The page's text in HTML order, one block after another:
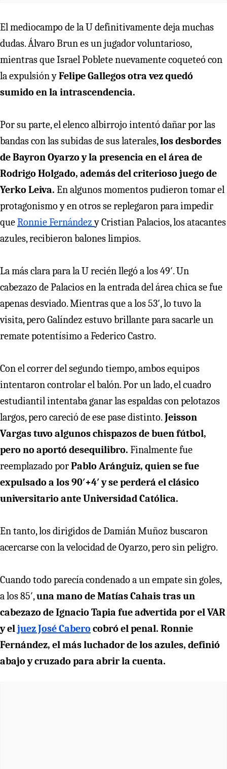
El mediocampo de la U definitivamente deja muchas
dudas. Álvaro Brun es un jugador voluntarioso,
mientras que Israel Poblete nuevamente coqueteó con
la expulsión yFelipe Gallegos otra vez quedó
sumido en la intrascendencia.
Por su parte, el elenco albirrojo intentó dañar por las
bandas con las subidas de sus laterales,los desbordes
de Bayron Oyarzo y la presencia en el área de
Rodrigo Holgado, además del criterioso juego de
Yerko Leiva. En algunos momentos pudieron tomar el
protagonismo y en otros se replegaron para impedir
queRonnie Fernándezy Cristian Palacios, los atacantes
azules, recibieron balones limpios.
La más clara para la U recién llegó a los 49′. Un
cabezazo de Palacios en la entrada del área chica se fue
apenas desviado. Mientras que a los 53′, lo tuvo la
visita, pero Galíndez estuvo brillante para sacarle un
remate potentísimo a Federico Castro.
Con el correr del segundo tiempo, ambos equipos
intentaron controlar el balón. Por un lado, el cuadro
estudiantil intentaba ganar las espaldas con pelotazos
largos, pero careció de ese pase distinto. Jeisson
Vargas tuvo algunos chispazos de buen fútbol,
pero no aportó desequilibro. Finalmente fue
reemplazado porPablo Aránguiz, quien se fue
expulsado a los 90′+4′ y se perderá el clásico
universitario ante Universidad Católica.
En tanto, los dirigidos de Damián Muñoz buscaron
acercarse con la velocidad de Oyarzo, pero sin peligro.
Cuando todo parecía condenado a un empate sin goles,
a los 85′,una mano de Matías Cahais tras un
cabezazo de Ignacio Tapia fue advertida por el VAR
y eljuez José Cabero cobró el penal. Ronnie
Fernández, el más luchador de los azules, definió
abajo y cruzado para abrir la cuenta.